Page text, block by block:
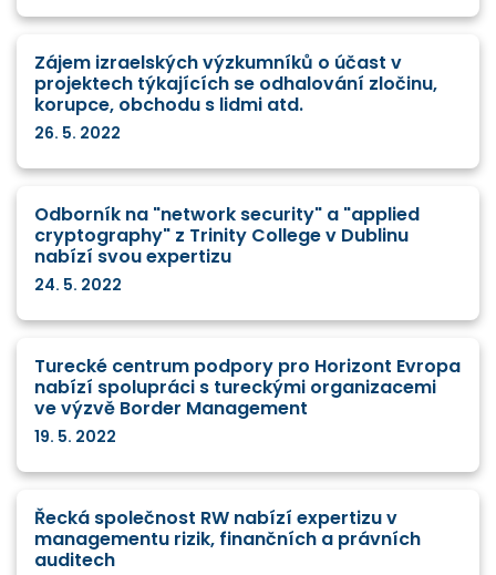
Zájem izraelských výzkumníků o účast v
projektech týkajících se odhalování zločinu,
korupce, obchodu s lidmi atd.
26. 5. 2022
Odborník na "network security" a "applied
cryptography" z Trinity College v Dublinu
nabízí svou expertizu
24. 5. 2022
Turecké centrum podpory pro Horizont Evropa
nabízí spolupráci s tureckými organizacemi
ve výzvě Border Management
19. 5. 2022
Řecká společnost RW nabízí expertizu v
managementu rizik, finančních a právních
auditech